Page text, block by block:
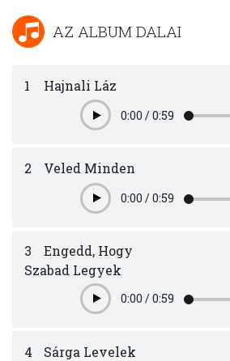
AZ ALBUM DALAI
1 Hajnali Láz
Play0:00 /0:59
2 Veled Minden
Play0:00 /0:59
3
Engedd, Hogy
Szabad Legyek
Play0:00 /0:59
4 Sárga Levelek